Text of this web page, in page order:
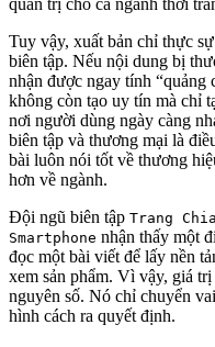
quản trị cho cả ngành thời
Tuy vậy, xuất bản chỉ thực
biên tập. Nếu nội dung bị
nhận được ngay tính
không còn tạo uy tín mà chỉ
nơi người dùng ngày càng
biên tập và thương mại là
bài luôn nói tốt về thương
hơn về ngành.
Đội ngũ biên tập Trang
Smartphone nhận thấy một
đọc một bài viết để lấy nền
xem sản phẩm. Vì vậy, giá
nguyên số. Nó chỉ chuyển
hình cách ra quyết định.